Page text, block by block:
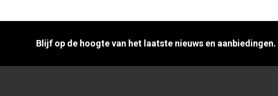
Blijf op de hoogte van het laatste nieuws en